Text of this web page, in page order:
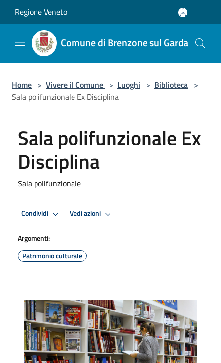
Regione Veneto
Comune di Brenzone sul Garda
Home > Vivere il Comune > Luoghi > Biblioteca >
Sala polifunzionale Ex Disciplina
Sala polifunzionale Ex
Disciplina
Sala polifunzionale
Condividi Vedi azioni
Argomenti:
Patrimonio culturale